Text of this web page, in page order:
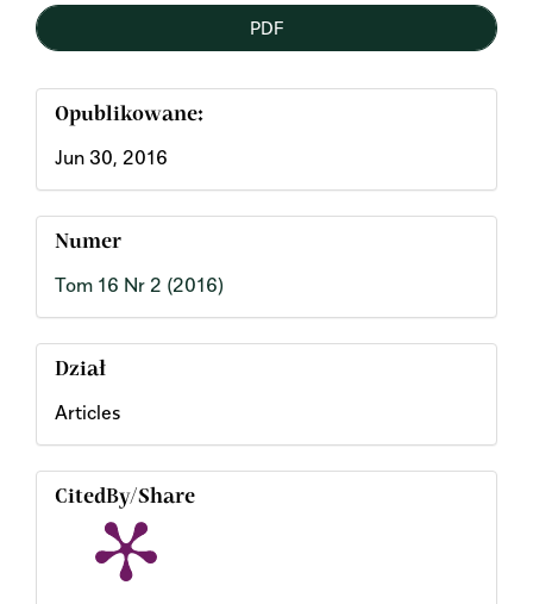
PDF
Opublikowane:
Jun 30, 2016
Numer
Tom 16 Nr 2 (2016)
Dział
Articles
CitedBy/Share